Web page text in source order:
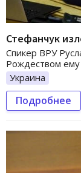
Стефанчук
Спикер ВРУ
Рождеством ему
Украина
Подробнее